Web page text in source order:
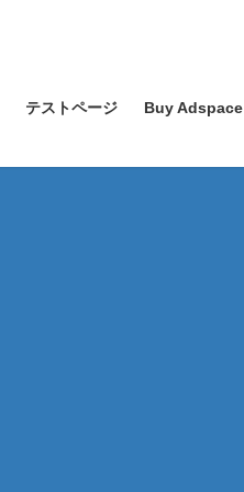
テストページ Buy Adspace